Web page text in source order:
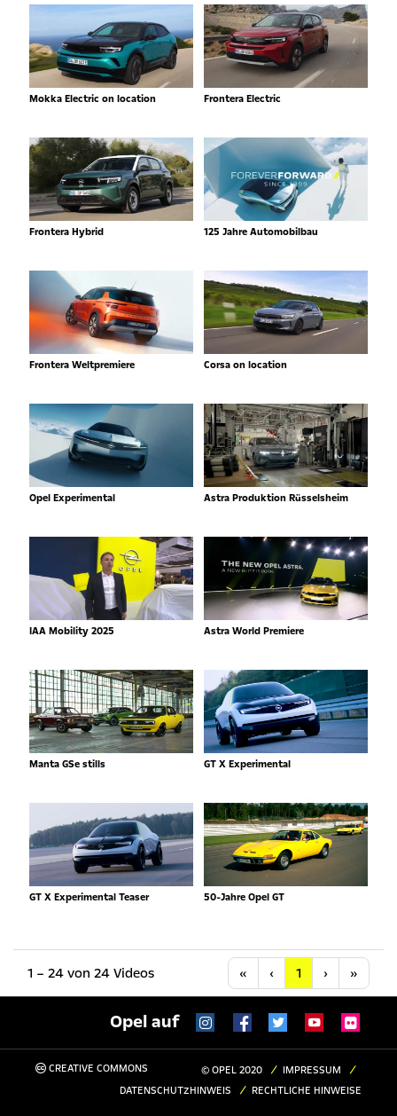
Mokka Electric on location Frontera Electric
Frontera Hybrid 125 Jahre Automobilbau
Frontera Weltpremiere Corsa on location
Opel Experimental Astra Produktion Rüsselsheim
IAA Mobility 2025 Astra World Premiere
Manta GSe stills GT X Experimental
GT X Experimental Teaser 50-Jahre Opel GT
1 – 24 von 24 Videos « Anfang
‹ Vorherige
1 ›Nächste
»
Opel auf
CREATIVE COMMONS © OPEL 2020
IMPRESSUM
DATENSCHUTZHINWEIS
RECHTLICHE HINWEISE